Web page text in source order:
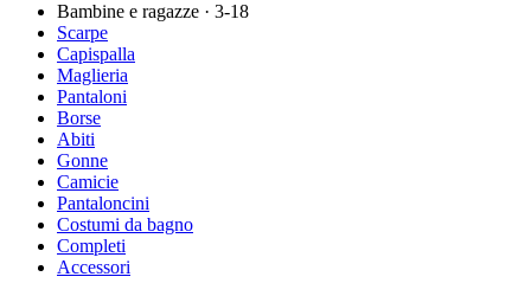
Bambine e ragazze · 3-18
Scarpe
Capispalla
Maglieria
Pantaloni
Borse
Abiti
Gonne
Camicie
Pantaloncini
Costumi da bagno
Completi
Accessori